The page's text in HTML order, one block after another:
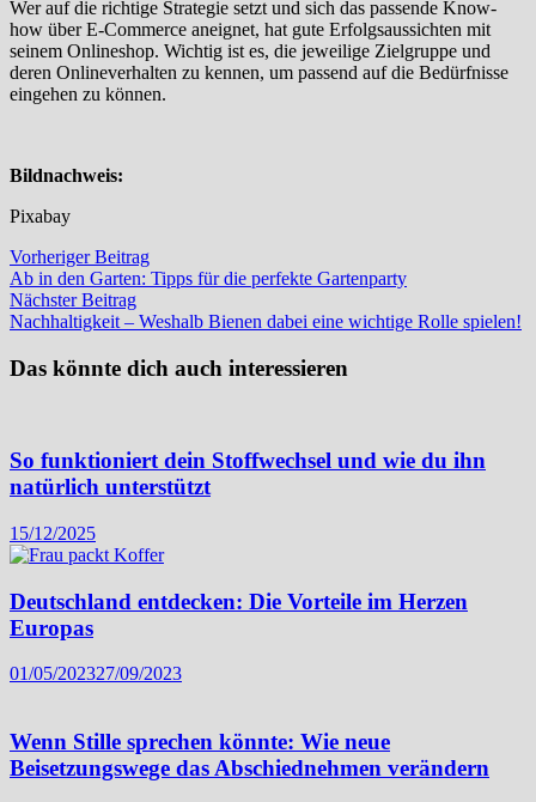
Wer auf die richtige Strategie setzt und sich das passende Know-
how über E-Commerce aneignet, hat gute Erfolgsaussichten mit
seinem Onlineshop. Wichtig ist es, die jeweilige Zielgruppe und
deren Onlineverhalten zu kennen, um passend auf die Bedürfnisse
eingehen zu können.
Bildnachweis:
Pixabay
Beitragsnavigation
Vorheriger BeitragVorheriger
Beitrag:
Ab in den Garten: Tipps für die perfekte Gartenparty
Nächster BeitragNächster
Beitrag:
Nachhaltigkeit – Weshalb Bienen dabei eine wichtige Rolle spielen!
Das könnte dich auch interessieren
So funktioniert dein Stoffwechsel und wie du ihn
natürlich unterstützt
15/12/2025
Deutschland entdecken: Die Vorteile im Herzen
Europas
01/05/202327/09/2023
Wenn Stille sprechen könnte: Wie neue
Beisetzungswege das Abschiednehmen verändern